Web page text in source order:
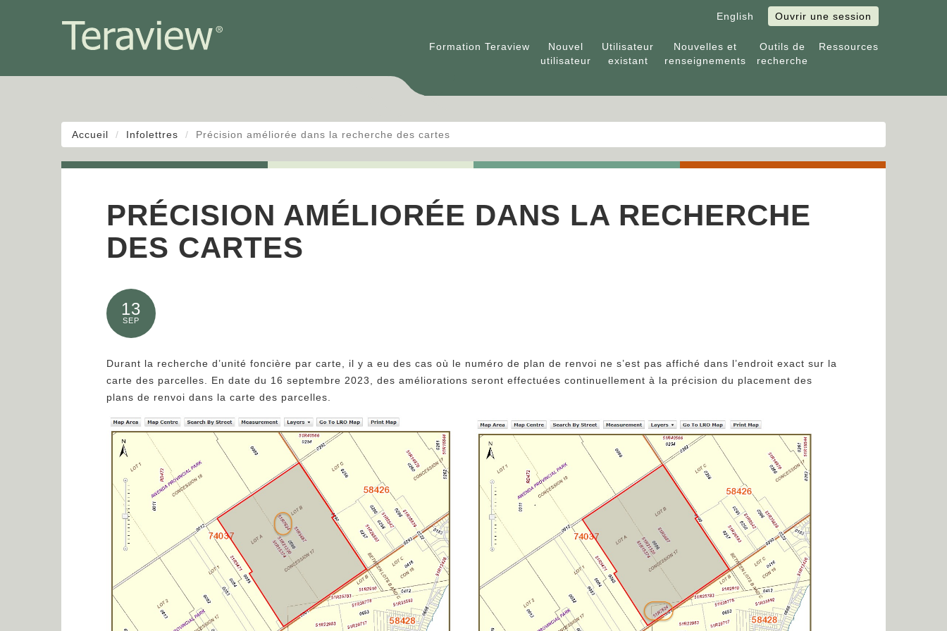
English Ouvrir une session
Formation Teraview
Nouvel
utilisateur
Utilisateur
existant
Nouvelles et
renseignements
Outils de
recherche
Ressources
Accueil Infolettres Précision améliorée dans la recherche des cartes
PRÉCISION AMÉLIORÉE DANS LA RECHERCHE
DES CARTES
13
SEP
Durant la recherche d’unité foncière par carte, il y a eu des cas où le numéro de plan de renvoi ne s’est pas affiché dans l’endroit exact sur la
carte des parcelles. En date du 16 septembre 2023, des améliorations seront effectuées continuellement à la précision du placement des
plans de renvoi dans la carte des parcelles.